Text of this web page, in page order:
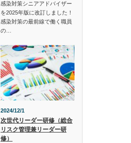
感染対策シニアアドバイザー
を2025年版に改訂しました！
感染対策の最前線で働く職員
の…
2024/12/1
次世代リーダー研修（総合
リスク管理兼リーダー研
修）